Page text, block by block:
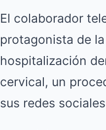
El colaborador
protagonista de
hospitalización
cervical, un
sus redes